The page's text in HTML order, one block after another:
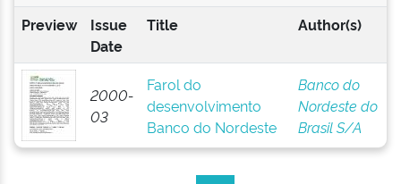
Preview
Issue
Date
Title Author(s)
2000-
03
Farol do
desenvolvimento
Banco do Nordeste
Banco do
Nordeste do
Brasil S/A